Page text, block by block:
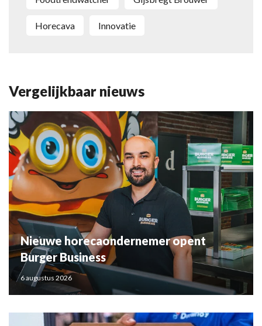
Horecava innovatie
Vergelijkbaar nieuws
Nieuwe horecaondernemer opent
Burger Business
6 augustus 2026